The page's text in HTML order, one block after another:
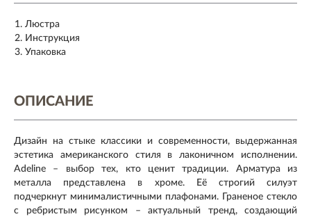
Люстра
Инструкция
Упаковка
ОПИСАНИЕ
Дизайн на стыке классики и современности, выдержанная
эстетика американского стиля в лаконичном исполнении.
Adeline – выбор тех, кто ценит традиции. Арматура из
металла представлена в хроме. Её строгий силуэт
подчеркнут минималистичными плафонами. Граненое стекло
с ребристым рисунком – актуальный тренд, создающий